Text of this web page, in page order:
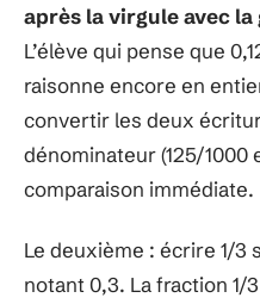
après la virgule avec
L’élève qui pense que
raisonne encore en
convertir les deux
dénominateur (125/1000
comparaison immédiate.
Le deuxième : écrire 1/3
notant 0,3. La fraction 1/